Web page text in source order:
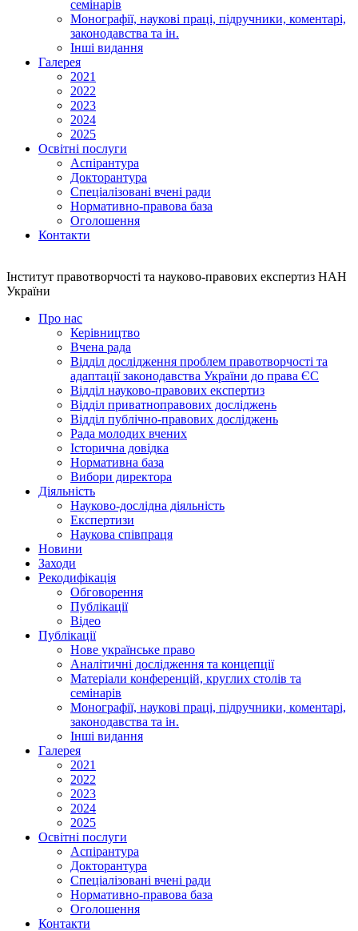
семінарів
Монографії, наукові праці, підручники, коментарі,
законодавства та ін.
Інші видання
Галерея
2021
2022
2023
2024
2025
Освітні послуги
Аспірантура
Докторантура
Спеціалізовані вчені ради
Нормативно-правова база
Оголошення
Контакти
Інститут правотворчості та науково-правових експертиз НАН
України
Про нас
Керівництво
Вчена рада
Відділ дослідження проблем правотворчості та
адаптації законодавства України до права ЄС
Відділ науково-правових експертиз
Відділ приватноправових досліджень
Відділ публічно-правових досліджень
Рада молодих вчених
Історична довідка
Нормативна база
Вибори директора
Діяльність
Науково-дослідна діяльність
Експертизи
Наукова співпраця
Новини
Заходи
Рекодифікація
Обговорення
Публікації
Відео
Публікації
Нове українське право
Аналітичні дослідження та концепції
Матеріали конференцій, круглих столів та
семінарів
Монографії, наукові праці, підручники, коментарі,
законодавства та ін.
Інші видання
Галерея
2021
2022
2023
2024
2025
Освітні послуги
Аспірантура
Докторантура
Спеціалізовані вчені ради
Нормативно-правова база
Оголошення
Контакти